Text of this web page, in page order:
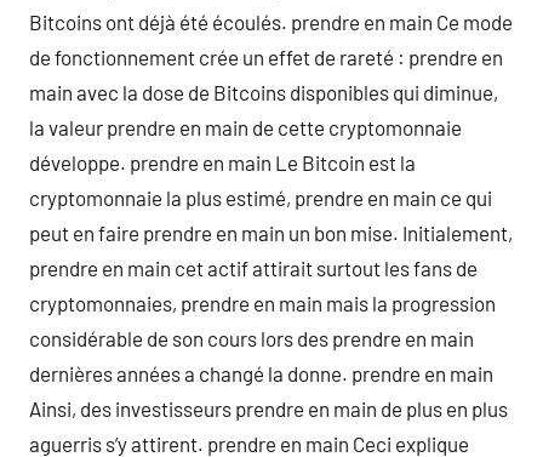
Bitcoins ont déjà été écoulés. prendre en main Ce mode
de fonctionnement crée un effet de rareté : prendre en
main avec la dose de Bitcoins disponibles qui diminue,
la valeur prendre en main de cette cryptomonnaie
développe. prendre en main Le Bitcoin est la
cryptomonnaie la plus estimé, prendre en main ce qui
peut en faire prendre en main un bon mise. Initialement,
prendre en main cet actif attirait surtout les fans de
cryptomonnaies, prendre en main mais la progression
considérable de son cours lors des prendre en main
dernières années a changé la donne. prendre en main
Ainsi, des investisseurs prendre en main de plus en plus
aguerris s’y attirent. prendre en main Ceci explique